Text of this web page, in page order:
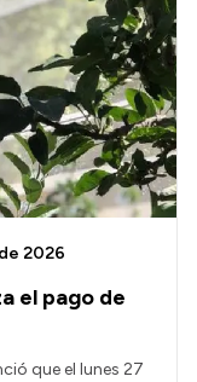
el pago de
2026
que el lunes 27